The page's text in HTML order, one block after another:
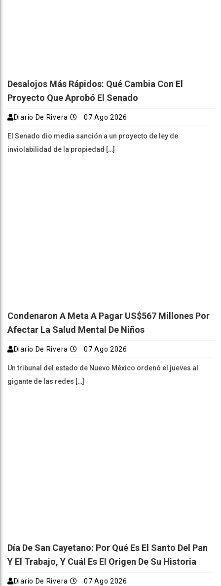
Desalojos Más Rápidos: Qué Cambia Con El
Proyecto Que Aprobó El Senado
Diario De Rivera 07 Ago 2026
El Senado dio media sanción a un proyecto de ley de
inviolabilidad de la propiedad […]
Condenaron A Meta A Pagar US$567 Millones Por
Afectar La Salud Mental De Niños
Diario De Rivera 07 Ago 2026
Un tribunal del estado de Nuevo México ordenó el jueves al
gigante de las redes […]
Día De San Cayetano: Por Qué Es El Santo Del Pan
Y El Trabajo, Y Cuál Es El Origen De Su Historia
Diario De Rivera 07 Ago 2026